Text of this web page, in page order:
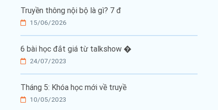
Truyền thông nội bộ là gì? 7 đ
15/06/2026
6 bài học đắt giá từ talkshow �
24/07/2023
Tháng 5: Khóa học mới về truyề
10/05/2023